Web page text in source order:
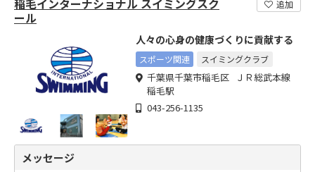
稲毛インターナショナル スイミングスク
ール
追加
人々の心身の健康づくりに貢献する
スポーツ関連 スイミングクラブ
千葉県千葉市稲毛区 ＪＲ総武本線
稲毛駅
043-256-1135
メッセージ